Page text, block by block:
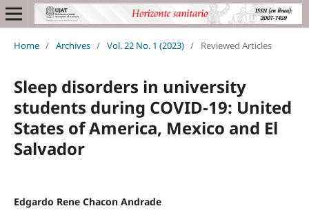
Home / Archives / Vol. 22 No. 1 (2023) / Reviewed Articles
Sleep disorders in university
students during COVID-19: United
States of America, Mexico and El
Salvador
Edgardo Rene Chacon Andrade